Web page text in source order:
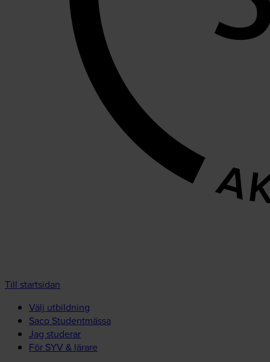
Till startsidan
Välj utbildning
Saco Studentmässa
Jag studerar
För SYV & lärare